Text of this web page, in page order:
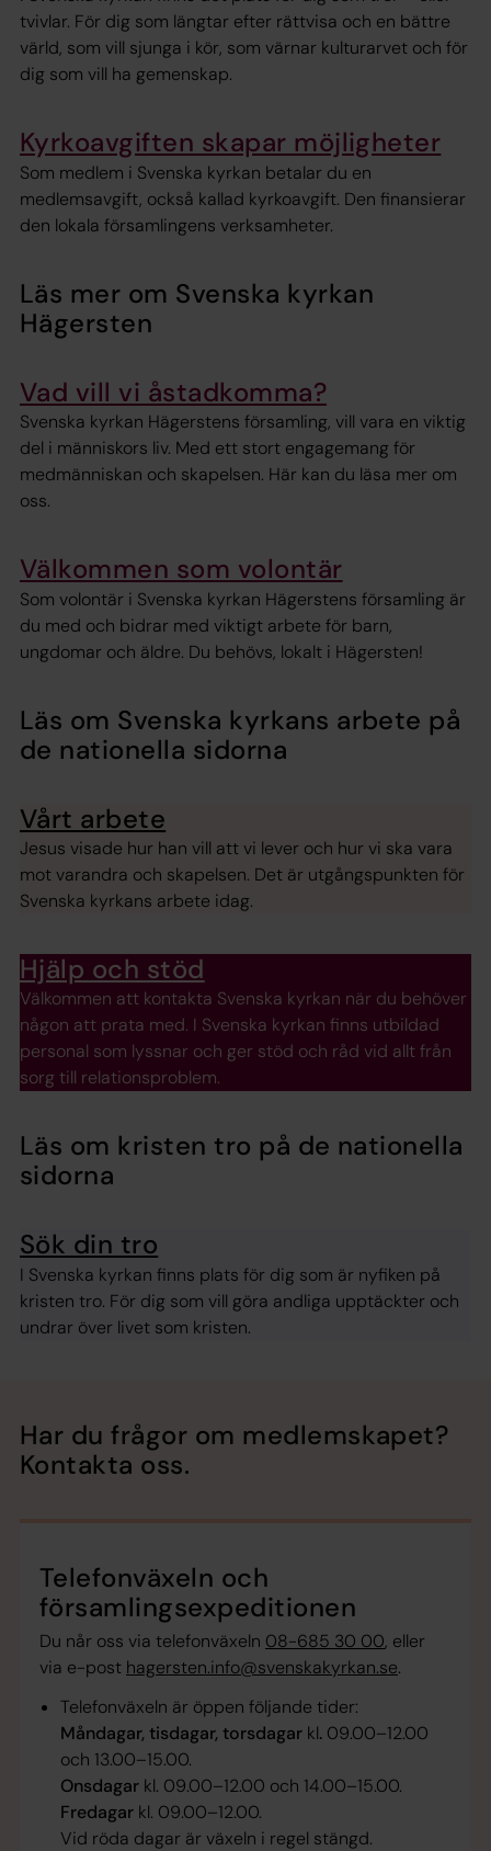
tvivlar. För dig som längtar efter rättvisa och en bättre
värld, som vill sjunga i kör, som värnar kulturarvet och för
dig som vill ha gemenskap.
Kyrkoavgiften skapar möjligheter
Som medlem i Svenska kyrkan betalar du en
medlemsavgift, också kallad kyrkoavgift. Den finansierar
den lokala församlingens verksamheter.
Läs mer om Svenska kyrkan
Hägersten
Vad vill vi åstadkomma?
Svenska kyrkan Hägerstens församling, vill vara en viktig
del i människors liv. Med ett stort engagemang för
medmänniskan och skapelsen. Här kan du läsa mer om
oss.
Välkommen som volontär
Som volontär i Svenska kyrkan Hägerstens församling är
du med och bidrar med viktigt arbete för barn,
ungdomar och äldre. Du behövs, lokalt i Hägersten!
Läs om Svenska kyrkans arbete på
de nationella sidorna
Vårt arbete
Jesus visade hur han vill att vi lever och hur vi ska vara
mot varandra och skapelsen. Det är utgångspunkten för
Svenska kyrkans arbete idag.
Hjälp och stöd
Välkommen att kontakta Svenska kyrkan när du behöver
någon att prata med. I Svenska kyrkan finns utbildad
personal som lyssnar och ger stöd och råd vid allt från
sorg till relationsproblem.
Läs om kristen tro på de nationella
sidorna
Sök din tro
I Svenska kyrkan finns plats för dig som är nyfiken på
kristen tro. För dig som vill göra andliga upptäckter och
undrar över livet som kristen.
Har du frågor om medlemskapet?
Kontakta oss.
Telefonväxeln och
församlingsexpeditionen
Du når oss via telefonväxeln 08-685 30 00, eller
via e-post hagersten.info@svenskakyrkan.se.
Telefonväxeln är öppen följande tider:
Måndagar, tisdagar, torsdagar kl. 09.00–12.00
och 13.00–15.00.
Onsdagar kl. 09.00–12.00 och 14.00–15.00.
Fredagar kl. 09.00–12.00.
Vid röda dagar är växeln i regel stängd.